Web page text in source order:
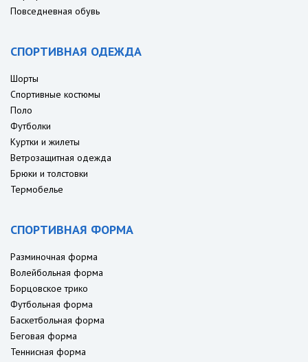
Повседневная обувь
СПОРТИВНАЯ ОДЕЖДА
Шорты
Спортивные костюмы
Поло
Футболки
Куртки и жилеты
Ветрозащитная одежда
Брюки и толстовки
Термобелье
СПОРТИВНАЯ ФОРМА
Разминочная форма
Волейбольная форма
Борцовское трико
Футбольная форма
Баскетбольная форма
Беговая форма
Теннисная форма